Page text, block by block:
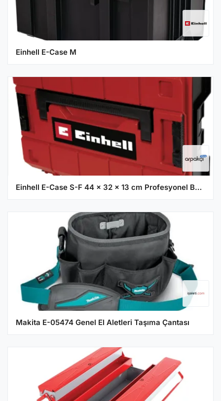
Einhell E-Case M
Einhell E-Case S-F 44 x 32 x 13 cm Profesyonel Boş Taşıma Çantası
Makita E-05474 Genel El Aletleri Taşıma Çantası